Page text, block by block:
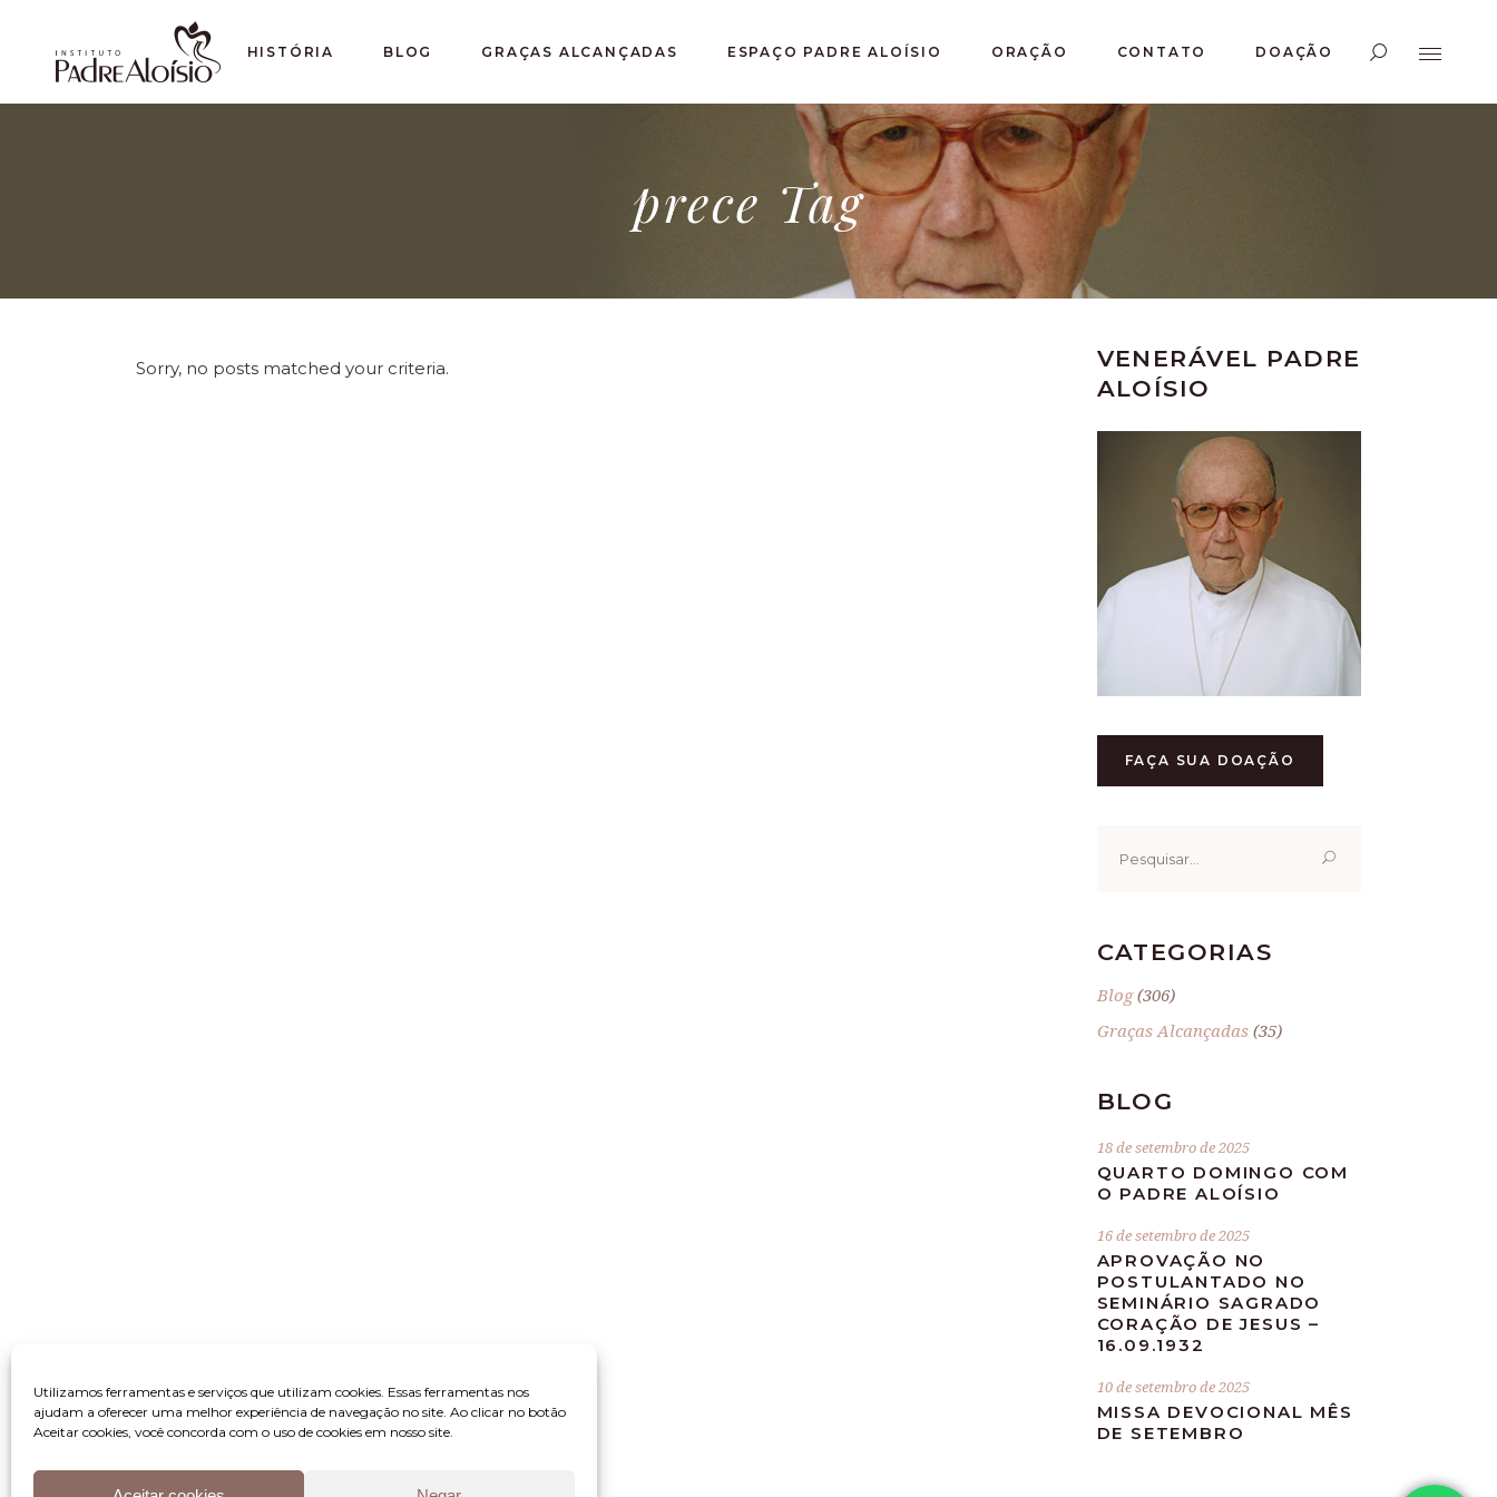
Utilizamos ferramentas e serviços que utilizam cookies. Essas ferramentas nos
ajudam a oferecer uma melhor experiência de navegação no site. Ao clicar no botão
Aceitar cookies, você concorda com o uso de cookies em nosso site.
HISTÓRIA BLOG GRAÇAS ALCANÇADAS ESPAÇO PADRE ALOÍSIO ORAÇÃO CONTATO DOAÇÃO
prece Tag
Sorry, no posts matched your criteria.
VENERÁVEL PADRE
ALOÍSIO
FAÇA SUA DOAÇÃO
por:
CATEGORIAS
Blog(306)
Graças Alcançadas(35)
BLOG
18 de setembro de 2025
QUARTO DOMINGO COM
O PADRE ALOÍSIO
16 de setembro de 2025
APROVAÇÃO NO
POSTULANTADO NO
SEMINÁRIO SAGRADO
CORAÇÃO DE JESUS –
16.09.1932
10 de setembro de 2025
MISSA DEVOCIONAL MÊS
DE SETEMBRO